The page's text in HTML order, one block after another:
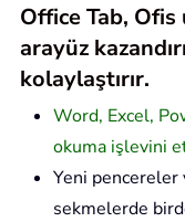
Office Tab,
arayüz
kolaylaştırır.
Word, Excel,
okuma işlevini
Yeni pencereler
sekmelerde